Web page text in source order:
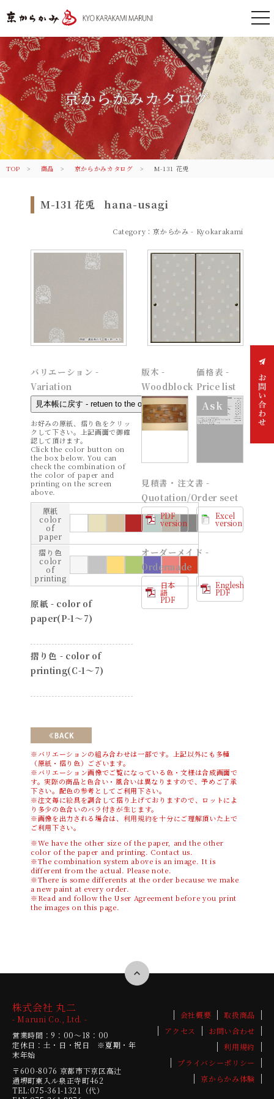
式会社丸二
京からかみカタログ
TOP 商品 京からかみカタログ M-131 花兎
M-131 花兎 hana-usagi
Category：京からかみ - Kyokarakami
バリエーション -
Variation
お好みの原紙、摺り色をクリッ
クして下さい。上記画面で御確
認して頂けます。
Click the color button on
the box below. You can
check the combination of
the color of paper and
printing on the screen
above.
原紙
color
of
paper
摺り色
color
of
printing
原紙 - color of
paper(P-1〜7)
摺り色 - color of
printing(C-1〜7)
版木 -
Woodblock
価格表 -
Price list
Ask
見積書・注文書 -
Quotation/Order seet
PDF
version
Excel
version
オーダーメイド -
Ordermade
日本
語
PDF
Englesh
PDF
※バリエーションの組み合わせは一部です。上記以外にも多種
（原紙・摺り色）ございます。
※バリエーション画像でご覧になっている色・文様は合成画面で
す。実際の商品と色合い・風合いは異なりますので、予めご了承
下さい。配色の参考としてご利用下さい。
※注文毎に絵具を調合して摺り上げておりますので、ロットによ
り多少の色合いのバラ付きが生じます。
※画像を出力される場合は、 利用規約を十分にご理解頂いた上で
ご利用下さい。
※We have the other size of the paper, and the other
color of the paper and printing. Contact us.
※The combination system above is an image. It is
different from the actual. Please note.
※There is some differents at the order because we make
a new paint at every order.
※Read and follow the User Agreement before you print
the images on this page.
株式会社 丸二
- Maruni Co., Ltd. -
営業時間：9：00～18：00
定休日：土・日・祝日 ※夏期・年
末年始
〒600-8076 京都市下京区高辻
通堺町東入ル泉正寺町462
TEL:075-361-1321（代）
会社概要
取扱商品
アクセス
お問い合わせ
利用規約
プライバシーポリシー
京からかみ体験
お問